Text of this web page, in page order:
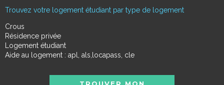
Trouvez votre logement étudiant par type de logement
Crous
Résidence privée
Logement étudiant
Aide au logement : apl, als,locapass, cle